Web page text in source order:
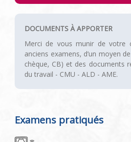
DOCUMENTS À APPORTER
Merci de vous munir de votre
anciens examens, d’un moyen
chèque, CB) et des documents
du travail - CMU - ALD - AME.
Examens pratiqués